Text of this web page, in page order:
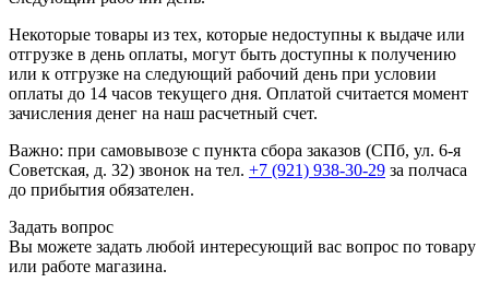
Некоторые товары из тех, которые недоступны к выдаче или
отгрузке в день оплаты, могут быть доступны к получению
или к отгрузке на следующий рабочий день при условии
оплаты до 14 часов текущего дня. Оплатой считается момент
зачисления денег на наш расчетный счет.
Важно: при самовывозе с пункта сборa заказов (СПб, ул. 6-я
Советская, д. 32) звонок на тел. +7 (921) 938-30-29 за полчаса
до прибытия обязателен.
Задать вопрос
Вы можете задать любой интересующий вас вопрос по товару
или работе магазина.